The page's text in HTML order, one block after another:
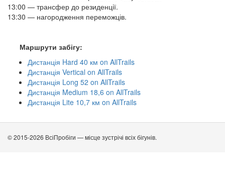
13:00 — трансфер до резиденції.
13:30 — нагородження переможців.
Маршрути забігу:
Дистанція Hard 40 км on AllTrails
Дистанція Vertical on AllTrails
Дистанція Long 52 on AllTrails
Дистанція Medium 18,6 on AllTrails
Дистанція Lite 10,7 км on AllTrails
© 2015-2026 ВсіПробіги — місце зустрічі всіх бігунів.